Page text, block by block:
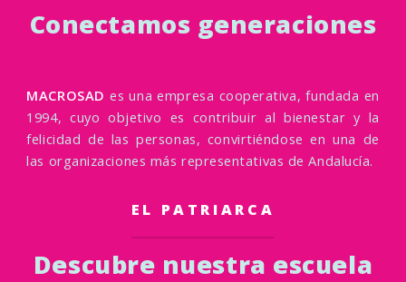
Conectamos generaciones
MACROSAD es una empresa cooperativa, fundada en
1994, cuyo objetivo es contribuir al bienestar y la
felicidad de las personas, convirtiéndose en una de
las organizaciones más representativas de Andalucía.
EL PATRIARCA
Descubre nuestra escuela